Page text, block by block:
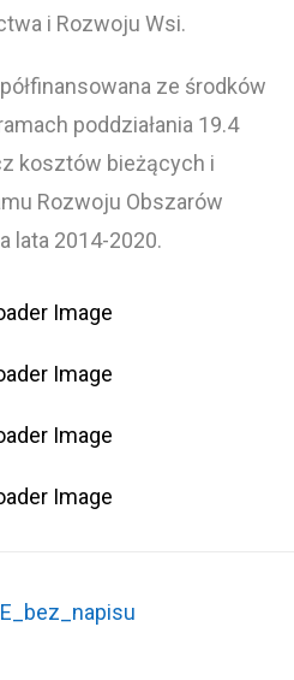
i Rozwoju Wsi.
ze środków
poddziałania 19.4
kosztów bieżących i
Rozwoju Obszarów
lata 2014-2020.